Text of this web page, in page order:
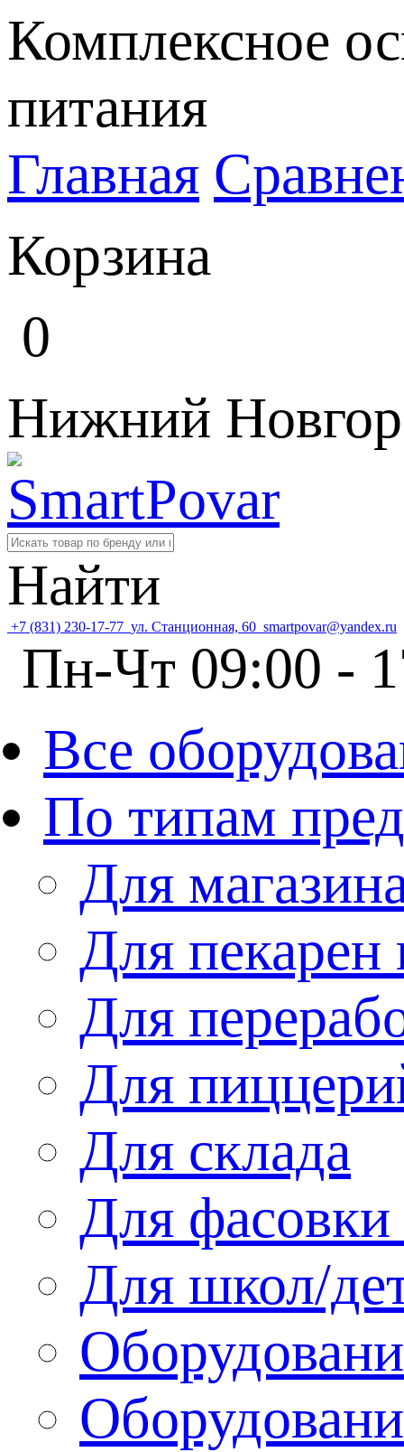
Комплексное
питания
Главная
Корзина
0
Нижний
Найти
+7 (831) 230-17-77 ул. Станционная, 60 smartpovar@yandex.ru
Пн-Чт 09:00 -
Все
По типам
Для
Для пекарен
Для
Для
Для склада
Для фасовки
Для школ/